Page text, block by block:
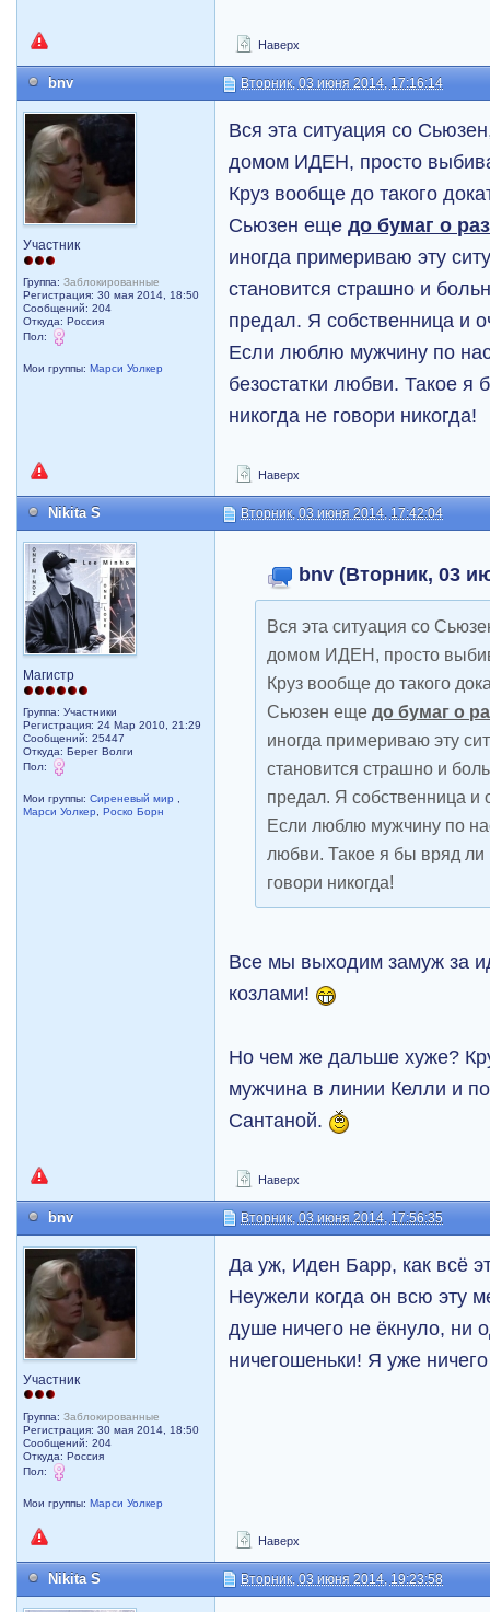
Наверх
bnv Вторник, 03 июня 2014, 17:16:14
Участник
Группа:Заблокированные
Регистрация: 30 мая 2014, 18:50
Сообщений: 204
Откуда: Россия
Пол:
Мои группы:Марси Уолкер
Вся эта ситуация со
домом ИДЕН, просто
Круз вообще до такого
Сьюзен ещедо бумаг о
иногда примериваю эту
становится страшно и
предал. Я собственница и
Если люблю мужчину по
безостатки любви. Такое я
никогда не говори никогда!
Наверх
Nikita S Вторник, 03 июня 2014, 17:42:04
Магистр
Группа: Участники
Регистрация: 24 Мар 2010, 21:29
Сообщений: 25447
Откуда: Берег Волги
Пол:
Мои группы:Сиреневый мир
Марси Уолкер
,Роско Борн
bnv (Вторник, 03
Вся эта ситуация со
домом ИДЕН, просто
Круз вообще до такого
Сьюзен ещедо бумаг о
иногда примериваю эту
становится страшно и
предал. Я собственница и
Если люблю мужчину по
любви. Такое я бы вряд ли
говори никогда!
Все мы выходим замуж за
козлами!
Но чем же дальше хуже?
мужчина в линии Келли и
Сантаной.
Наверх
bnv Вторник, 03 июня 2014, 17:56:35
Участник
Группа:Заблокированные
Регистрация: 30 мая 2014, 18:50
Сообщений: 204
Откуда: Россия
Пол:
Мои группы:Марси Уолкер
Да уж, Иден Барр, как всё
Неужели когда он всю эту
душе ничего не ёкнуло, ни
ничегошеньки! Я уже
Наверх
Nikita S Вторник, 03 июня 2014, 19:23:58